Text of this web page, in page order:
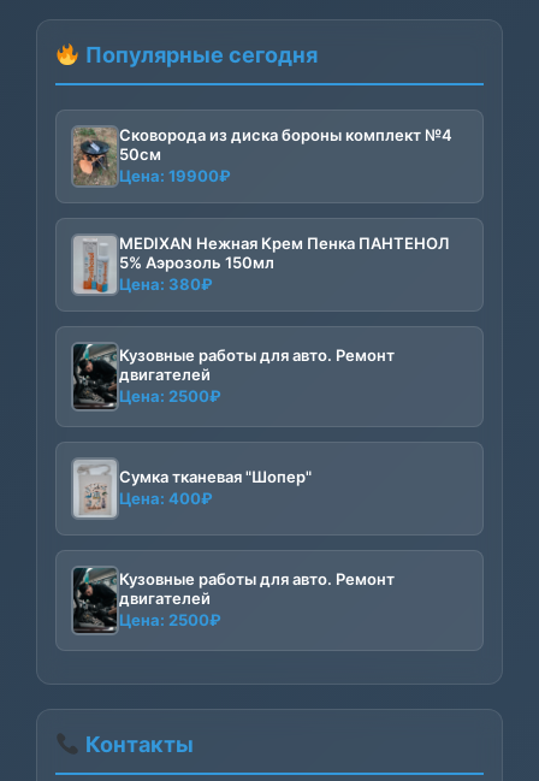
Популярные сегодня
Сковорода из диска бороны комплект №4
50см
Цена: 19900₽
MEDIXAN Нежная Крем Пенка ПАНТЕНОЛ
5% Аэрозоль 150мл
Цена: 380₽
Кузовные работы для авто. Ремонт
двигателей
Цена: 2500₽
Сумка тканевая "Шопер"
Цена: 400₽
Кузовные работы для авто. Ремонт
двигателей
Цена: 2500₽
Контакты